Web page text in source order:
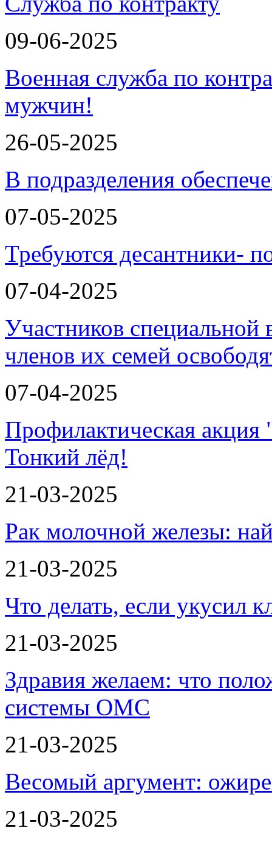
09-06-2025
Военная служба по
мужчин!
26-05-2025
В подразделения
07-05-2025
Требуются десантники-
07-04-2025
Участников
членов их семей
07-04-2025
Профилактическая
Тонкий лёд!
21-03-2025
Рак молочной железы:
21-03-2025
Что делать, если укусил
21-03-2025
Здравия желаем: что
системы ОМС
21-03-2025
Весомый аргумент:
21-03-2025